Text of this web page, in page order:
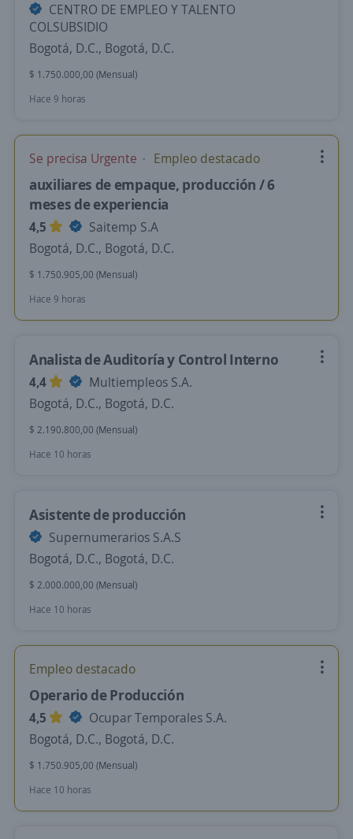
CENTRO DE EMPLEO Y TALENTO
COLSUBSIDIO
Bogotá, D.C., Bogotá, D.C.
$ 1.750.000,00 (Mensual)
Hace 9 horas
Se precisa Urgente Empleo destacado
auxiliares de empaque, producción / 6
meses de experiencia
4,5
Saitemp S.A
Bogotá, D.C., Bogotá, D.C.
$ 1.750.905,00 (Mensual)
Hace 9 horas
Analista de Auditoría y Control Interno
4,4
Multiempleos S.A.
Bogotá, D.C., Bogotá, D.C.
$ 2.190.800,00 (Mensual)
Hace 10 horas
Asistente de producción
Supernumerarios S.A.S
Bogotá, D.C., Bogotá, D.C.
$ 2.000.000,00 (Mensual)
Hace 10 horas
Empleo destacado
Operario de Producción
4,5
Ocupar Temporales S.A.
Bogotá, D.C., Bogotá, D.C.
$ 1.750.905,00 (Mensual)
Hace 10 horas